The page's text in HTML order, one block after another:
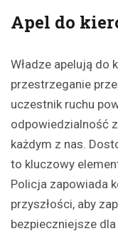
Apel do
Władze apelują do
przestrzeganie
uczestnik ruchu
odpowiedzialność
każdym z nas.
to kluczowy
Policja zapowiada
przyszłości, aby
bezpieczniejsze